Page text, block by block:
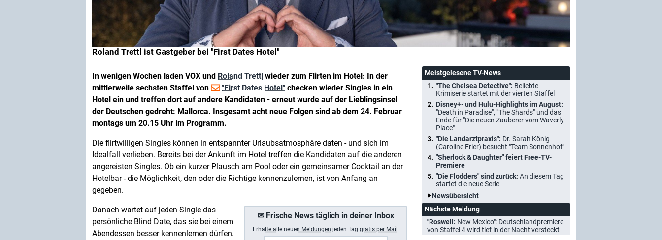
Roland Trettl ist Gastgeber bei "First Dates Hotel"
In wenigen Wochen laden VOX und Roland Trettl wieder zum Flirten im Hotel: In der
mittlerweile sechsten Staffel von
"First Dates Hotel" checken wieder Singles in ein
Hotel ein und treffen dort auf andere Kandidaten - erneut wurde auf der Lieblingsinsel
der Deutschen gedreht: Mallorca. Insgesamt acht neue Folgen sind ab dem 24. Februar
montags um 20.15 Uhr im Programm.
Die flirtwilligen Singles können in entspannter Urlaubsatmosphäre daten - und sich im
Idealfall verlieben. Bereits bei der Ankunft im Hotel treffen die Kandidaten auf die anderen
angereisten Singles. Ob ein kurzer Plausch am Pool oder ein gemeinsamer Cocktail an der
Hotelbar - die Möglichkeit, den oder die Richtige kennenzulernen, ist von Anfang an
gegeben.
✉ Frische News täglich in deiner Inbox
Erhalte a lle neuen Meldungen jeden Tag gratis per Mail.
Danach wartet auf jeden Single das
persönliche Blind Date, das sie bei einem
Abendessen besser kennenlernen dürfen.
Meistgelesene TV-News
"The Chelsea Detective": Beliebte
Krimiserie startet mit der vierten Staffel
Disney+- und Hulu-Highlights im August:
"Death in Paradise", "The Shards" und das
Ende für "Die neuen Zauberer vom Waverly
Place"
"Die Landarztpraxis": Dr. Sarah König
(Caroline Frier) besucht "Team Sonnenhof"
"Sherlock & Daughter" feiert Free-TV-
Premiere
"Die Flodders" sind zurück: An diesem Tag
startet die neue Serie
Newsübersicht
Nächste Meldung
"Roswell: New Mexico": Deutschlandpremiere
von Staffel 4 wird tief in der Nacht versteckt